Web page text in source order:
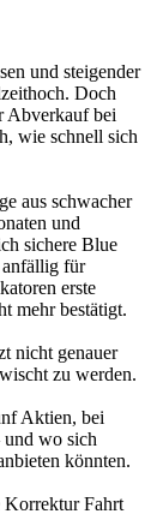
und steigender
Doch
Abverkauf bei
wie schnell sich
aus schwacher
und
sichere Blue
anfällig für
erste
mehr bestätigt.
nicht genauer
zu werden.
Aktien, bei
und wo sich
könnten.
Korrektur Fahrt